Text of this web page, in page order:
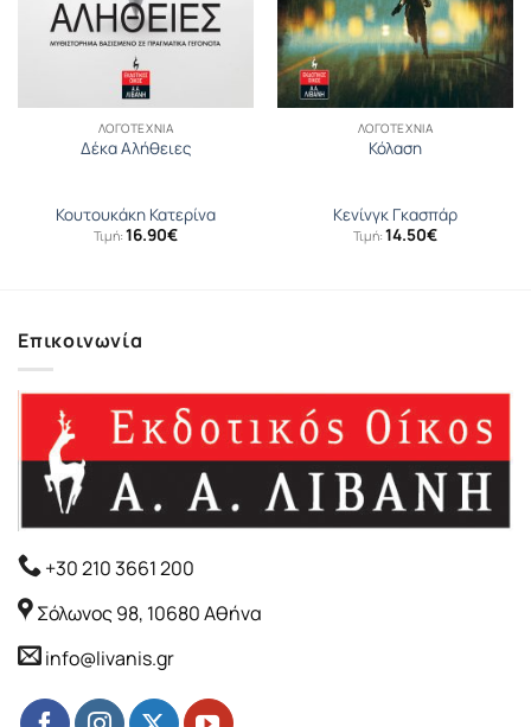
ΛΟΓΟΤΕΧΝΊΑ
Δέκα Αλήθειες
Κουτουκάκη Κατερίνα
Τιμή: 16.90€
ΛΟΓΟΤΕΧΝΊΑ
Κόλαση
Κενίνγκ Γκασπάρ
Τιμή: 14.50€
Επικοινωνία
+30 210 3661 200
Σόλωνος 98, 10680 Αθήνα
info@livanis.gr